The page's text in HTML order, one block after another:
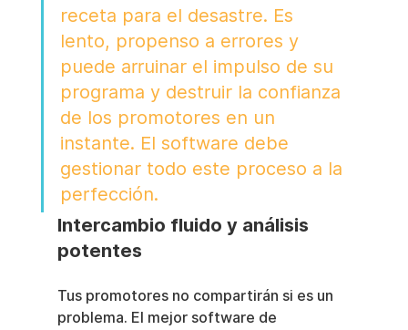
receta para el desastre. Es
lento, propenso a errores y
puede arruinar el impulso de su
programa y destruir la confianza
de los promotores en un
instante. El software debe
gestionar todo este proceso a la
perfección.
Intercambio fluido y análisis
potentes
Tus promotores no compartirán si es un
problema. El mejor software de